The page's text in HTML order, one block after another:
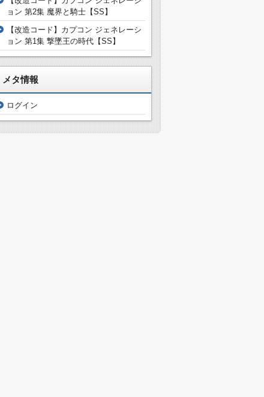
ョン 第2集 魔界と騎士【SS】
【改造コード】カプコン ジェネレーシ
ョン 第1集 撃墜王の時代【SS】
メタ情報
ログイン